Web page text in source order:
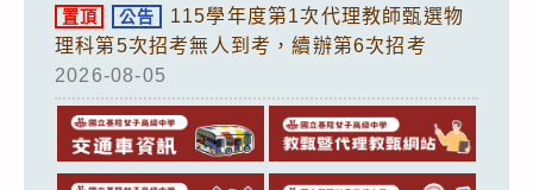
置頂 公告
115學年度第1次代理教師甄選物
理科第5次招考無人到考，續辦第6次招考
2026-08-05